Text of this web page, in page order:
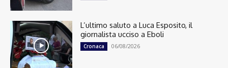
L’ultimo saluto a Luca Esposito, il
giornalista ucciso a Eboli
Cronaca 06/08/2026